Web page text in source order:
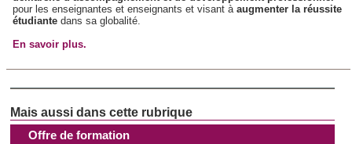
Offre de formation
pour les enseignantes et enseignants et visant à augmenter la réussite
étudiante dans sa globalité.
En savoir plus.